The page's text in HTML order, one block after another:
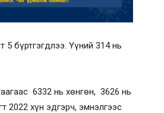
5 бүртгэгдлээ. Үүний 314 нь
6332 нь хөнгөн, 3626 нь
2022 хүн эдгэрч, эмнэлгээс